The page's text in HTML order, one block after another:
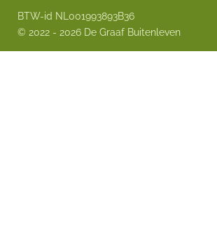
BTW-id NL001993893B36
© 2022 - 2026 De Graaf Buitenleven